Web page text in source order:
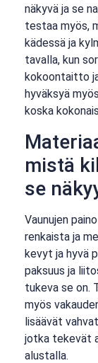
näkyvä ja se
testaa myös,
kädessä ja
tavalla, kun
kokoontaitto
hyväksyä
koska
mistä
se
Vaunujen
renkaista ja
kevyt ja hyvä
paksuus ja
tukeva se on.
myös
lisäävät
jotka tekevät
alustalla.